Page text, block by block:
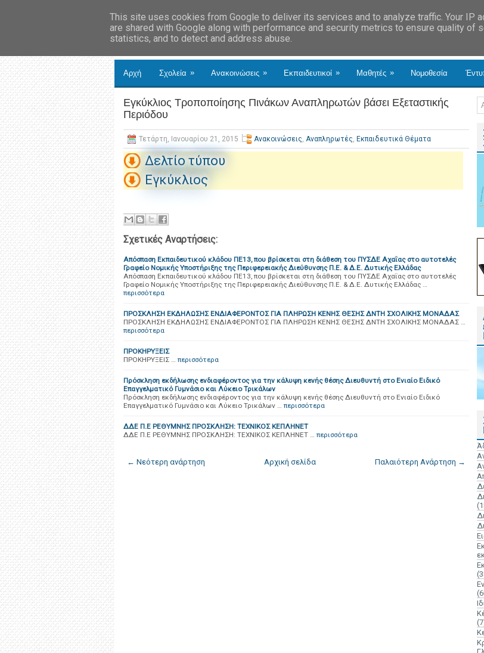
Αρχή Σχολεία » Ανακοινώσεις » Εκπαιδευτικοί » Μαθητές » Νομοθεσία
Εγκύκλιος Τροποποίησης Πινάκων Αναπληρωτών βάσει Εξεταστικής
Περιόδου
Τετάρτη, Ιανουαρίου 21, 2015 Ανακοινώσεις, Αναπληρωτές, Εκπαιδευτικά Θέματα
Δελτίο τύπου
Εγκύκλιος
Σχετικές Αναρτήσεις:
Απόσπαση Εκπαιδευτικού κλάδου ΠΕ13, που βρίσκεται στη διάθεση του ΠΥΣΔΕ Αχαΐας στο αυτοτελές
Γραφείο Νομικής Υποστήριξης της Περιφερειακής Διεύθυνσης Π.Ε. & Δ.Ε. Δυτικής Ελλάδας
Απόσπαση Εκπαιδευτικού κλάδου ΠΕ13, που βρίσκεται στη διάθεση του ΠΥΣΔΕ Αχαΐας στο αυτοτελές
Γραφείο Νομικής Υποστήριξης της Περιφερειακής Διεύθυνσης Π.Ε. & Δ.Ε. Δυτικής Ελλάδας …
περισσότερα
ΠΡΟΣΚΛΗΣΗ ΕΚΔΗΛΩΣΗΣ ΕΝΔΙΑΦΕΡΟΝΤΟΣ ΓΙΑ ΠΛΗΡΩΣΗ ΚΕΝΗΣ ΘΕΣΗΣ ΔΝΤΗ ΣΧΟΛΙΚΗΣ ΜΟΝΑΔΑΣ
ΠΡΟΣΚΛΗΣΗ ΕΚΔΗΛΩΣΗΣ ΕΝΔΙΑΦΕΡΟΝΤΟΣ ΓΙΑ ΠΛΗΡΩΣΗ ΚΕΝΗΣ ΘΕΣΗΣ ΔΝΤΗ ΣΧΟΛΙΚΗΣ ΜΟΝΑΔΑΣ …
περισσότερα
ΠΡΟΚΗΡΥΞΕΙΣ
ΠΡΟΚΗΡΥΞΕΙΣ … περισσότερα
Πρόσκληση εκδήλωσης ενδιαφέροντος για την κάλυψη κενής θέσης Διευθυντή στο Ενιαίο Ειδικό
Επαγγελματικό Γυμνάσιο και Λύκειο Τρικάλων
Πρόσκληση εκδήλωσης ενδιαφέροντος για την κάλυψη κενής θέσης Διευθυντή στο Ενιαίο Ειδικό
Επαγγελματικό Γυμνάσιο και Λύκειο Τρικάλων … περισσότερα
ΔΔΕ Π.Ε ΡΕΘΥΜΝΗΣ ΠΡΟΣΚΛΗΣΗ: ΤΕΧΝΙΚΟΣ ΚΕΠΛΗΝΕΤ
ΔΔΕ Π.Ε ΡΕΘΥΜΝΗΣ ΠΡΟΣΚΛΗΣΗ: ΤΕΧΝΙΚΟΣ ΚΕΠΛΗΝΕΤ … περισσότερα
← Νεότερη ανάρτηση Παλαιότερη Ανάρτηση →
Αρχική σελίδα
This site uses cookies from Google to deliver its services and to analyze traffic. Your IP
are shared with Google along with performance and security metrics to ensure quality of
statistics, and to detect and address abuse.